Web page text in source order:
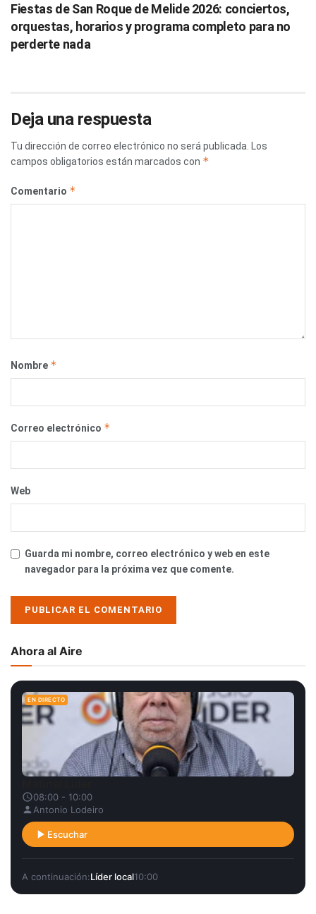
Fiestas de San Roque de Melide 2026: conciertos,
orquestas, horarios y programa completo para no
perderte nada
Deja una respuesta
Tu dirección de correo electrónico no será publicada.
Los
campos obligatorios están marcados con *
Comentario *
Nombre *
Correo electrónico *
Web
Guarda mi nombre, correo electrónico y web en este
navegador para la próxima vez que comente.
Ahora al Aire
EN DIRECTO
08:00 - 10:00
Antonio Lodeiro
Escuchar
A continuación:Líder local10:00